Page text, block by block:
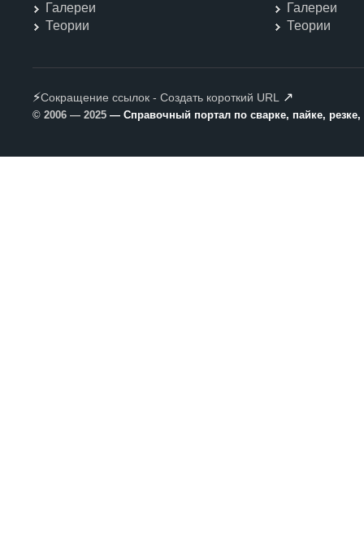
Галереи
Теории
Галереи
Теории
⚡Сокращение ссылок - Создать короткий URL ↗
© 2006 — 2025 — Справочный портал по сварке, пайке,